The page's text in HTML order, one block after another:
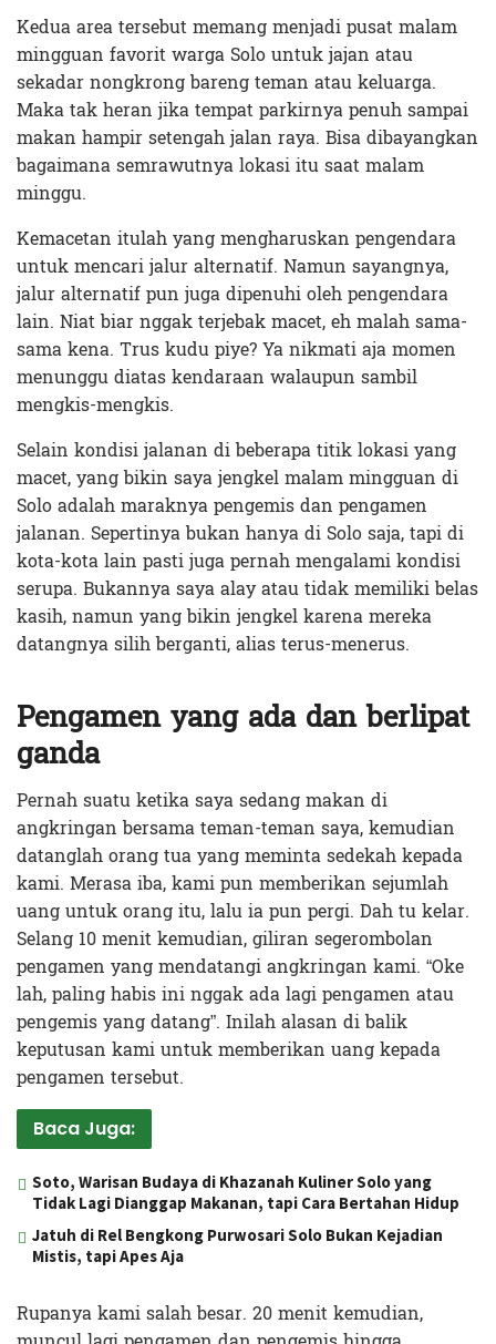
Kedua area tersebut memang menjadi pusat malam
mingguan favorit warga Solo untuk jajan atau
sekadar nongkrong bareng teman atau keluarga.
Maka tak heran jika tempat parkirnya penuh sampai
makan hampir setengah jalan raya. Bisa dibayangkan
bagaimana semrawutnya lokasi itu saat malam
minggu.
Kemacetan itulah yang mengharuskan pengendara
untuk mencari jalur alternatif. Namun sayangnya,
jalur alternatif pun juga dipenuhi oleh pengendara
lain. Niat biar nggak terjebak macet, eh malah sama-
sama kena. Trus kudu piye? Ya nikmati aja momen
menunggu diatas kendaraan walaupun sambil
mengkis-mengkis.
Selain kondisi jalanan di beberapa titik lokasi yang
macet, yang bikin saya jengkel malam mingguan di
Solo adalah maraknya pengemis dan pengamen
jalanan. Sepertinya bukan hanya di Solo saja, tapi di
kota-kota lain pasti juga pernah mengalami kondisi
serupa. Bukannya saya alay atau tidak memiliki belas
kasih, namun yang bikin jengkel karena mereka
datangnya silih berganti, alias terus-menerus.
Pengamen yang ada dan berlipat
ganda
Pernah suatu ketika saya sedang makan di
angkringan bersama teman-teman saya, kemudian
datanglah orang tua yang meminta sedekah kepada
kami. Merasa iba, kami pun memberikan sejumlah
uang untuk orang itu, lalu ia pun pergi. Dah tu kelar.
Selang 10 menit kemudian, giliran segerombolan
pengamen yang mendatangi angkringan kami. “Oke
lah, paling habis ini nggak ada lagi pengamen atau
pengemis yang datang”. Inilah alasan di balik
keputusan kami untuk memberikan uang kepada
pengamen tersebut.
Baca Juga:
Soto, Warisan Budaya di Khazanah Kuliner Solo yang
Tidak Lagi Dianggap Makanan, tapi Cara Bertahan Hidup
Jatuh di Rel Bengkong Purwosari Solo Bukan Kejadian
Mistis, tapi Apes Aja
Rupanya kami salah besar. 20 menit kemudian,